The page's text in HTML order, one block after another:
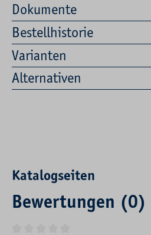
Dokumente
Bestellhistorie
Varianten
Alternativen
Katalogseiten
Bewertungen (0)